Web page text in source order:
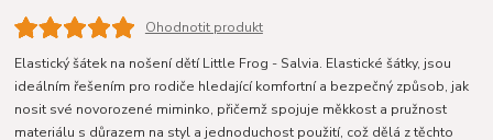
Ohodnotit produkt
Elastický šátek na nošení dětí Little Frog - Salvia. Elastické šátky, jsou
ideálním řešením pro rodiče hledající komfortní a bezpečný způsob, jak
nosit své novorozené miminko, přičemž spojuje měkkost a pružnost
materiálu s důrazem na styl a jednoduchost použití, což dělá z těchto